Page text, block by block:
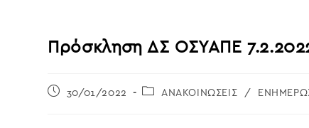
Πρόσκληση ΔΣ ΟΣΥΑΠΕ
Post30/01/2022
PostΑΝΑΚΟΙΝΩΣΕΙΣ /